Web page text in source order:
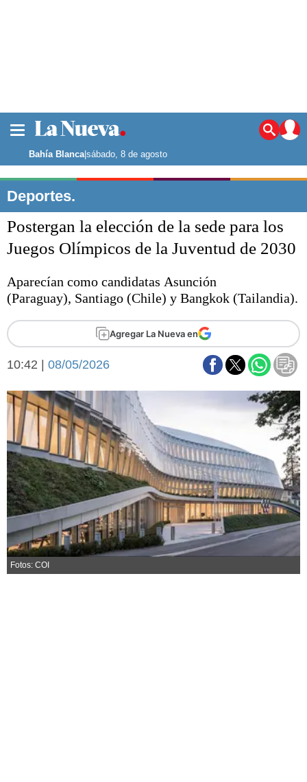
Noticias
La ciudad
Punta Alta
El mundo
Seguridad
Deportes
Escenario Olímpico
Liga del Sur
Fútbol
Cines
Economía y campo
Economía y finanzas
Con el campo
Espacio empresas
Sociedad y tiempo
libre
Sociedad
Tecnología
Turismo
Salud
Es viral
El tiempo
Bahía Blanca|sábado, 8 de agosto
Deportes.
Postergan la elección de la sede para los
Juegos Olímpicos de la Juventud de 2030
Aparecían como candidatas Asunción
(Paraguay), Santiago (Chile) y Bangkok (Tailandia).
Agregar La Nueva en
10:42 | 08/05/2026
Fotos: COI